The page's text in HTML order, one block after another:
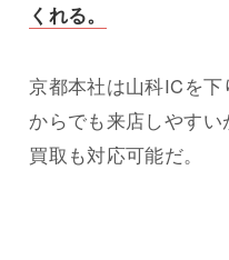
くれる。
京都本社は山科ICを
からでも来店しやす
買取も対応可能だ。